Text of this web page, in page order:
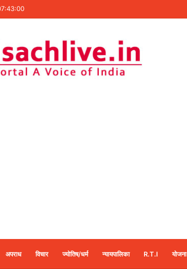
अपराध विचार ज्योतिष/धर्म न्यायपालिका R.T.I योजना